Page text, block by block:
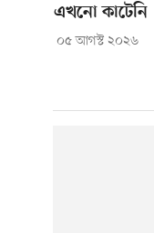
এখনো কাটেনি
০৫ আগস্ট ২০২৬